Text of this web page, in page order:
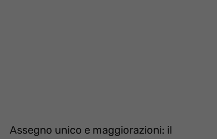
Assegno unico e maggiorazioni: il